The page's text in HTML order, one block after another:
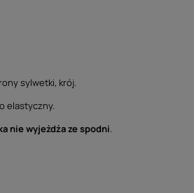
sylwetki, krój.
elastyczny.
nie wyjeżdża ze spodni.